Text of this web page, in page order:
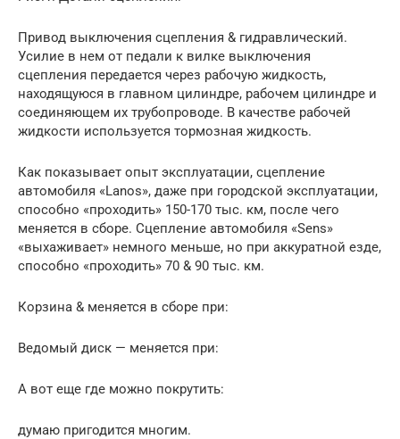
Привод выключения сцепления & гидравлический.
Усилие в нем от педали к вилке выключения
сцепления передается через рабочую жидкость,
находящуюся в главном цилиндре, рабочем цилиндре и
соединяющем их трубопроводе. В качестве рабочей
жидкости используется тормозная жидкость.
Как показывает опыт эксплуатации, сцепление
автомобиля «Lanos», даже при городской эксплуатации,
способно «проходить» 150-170 тыс. км, после чего
меняется в сборе. Сцепление автомобиля «Sens»
«выхаживает» немного меньше, но при аккуратной езде,
способно «проходить» 70 & 90 тыс. км.
Корзина & меняется в сборе при:
Ведомый диск — меняется при:
А вот еще где можно покрутить:
думаю пригодится многим.